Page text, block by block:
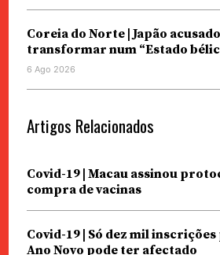
Coreia do Norte | Japão
transformar num “Estado
6 Ago 2026
Artigos Relacionados
Covid-19 | Macau assinou
compra de vacinas
Covid-19 | Só dez mil
Ano Novo pode ter afectado